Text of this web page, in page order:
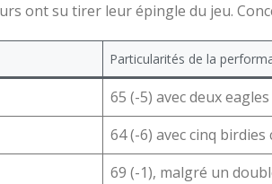
ont su tirer leur épingle du jeu.
Particularités de la
65 (-5) avec deux
64 (-6) avec cinq
69 (-1), malgré un